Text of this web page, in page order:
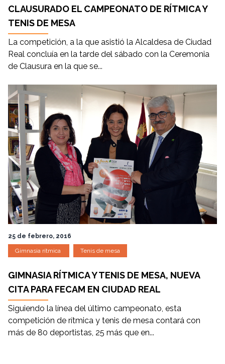
CLAUSURADO EL CAMPEONATO DE RÍTMICA Y
TENIS DE MESA
La competición, a la que asistió la Alcaldesa de Ciudad
Real concluía en la tarde del sábado con la Ceremonia
de Clausura en la que se...
25 de febrero, 2016
Gimnasia rítmica Tenis de mesa
GIMNASIA RÍTMICA Y TENIS DE MESA, NUEVA
CITA PARA FECAM EN CIUDAD REAL
Siguiendo la línea del último campeonato, esta
competición de rítmica y tenis de mesa contará con
más de 80 deportistas, 25 más que en...